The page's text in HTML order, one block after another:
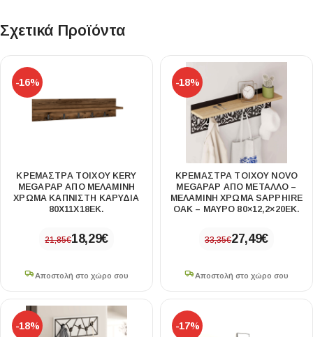
Σχετικά Προϊόντα
-16%
ΚΡΕΜΆΣΤΡΑ ΤΟΊΧΟΥ KERY
MEGAPAP ΑΠΌ ΜΕΛΑΜΊΝΗ
ΧΡΏΜΑ ΚΑΠΝΙΣΤΉ ΚΑΡΥΔΙΆ
80X11X18ΕΚ.
21,85€18,29€
Αποστολή στο χώρο σου
-18%
ΚΡΕΜΆΣΤΡΑ ΤΟΊΧΟΥ NOVO
MEGAPAP ΑΠΌ ΜΈΤΑΛΛΟ –
ΜΕΛΑΜΊΝΗ ΧΡΏΜΑ SAPPHIRE
OAK – ΜΑΎΡΟ 80×12,2×20ΕΚ.
33,35€27,49€
Αποστολή στο χώρο σου
-18% -17%